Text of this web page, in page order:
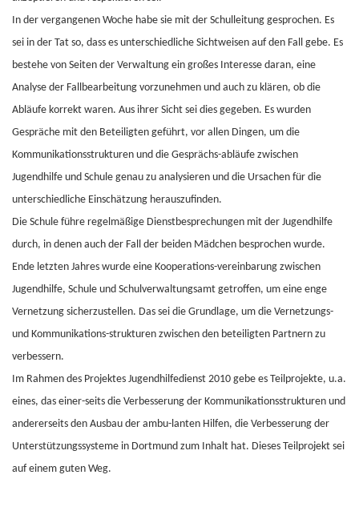
In der vergangenen Woche habe sie mit der Schulleitung gesprochen. Es
sei in der Tat so, dass es unterschiedliche Sichtweisen auf den Fall gebe. Es
bestehe von Seiten der Verwaltung ein großes Interesse daran, eine
Analyse der Fallbearbeitung vorzunehmen und auch zu klären, ob die
Abläufe korrekt waren. Aus ihrer Sicht sei dies gegeben. Es wurden
Gespräche mit den Beteiligten geführt, vor allen Dingen, um die
Kommunikationsstrukturen und die Gesprächs-abläufe zwischen
Jugendhilfe und Schule genau zu analysieren und die Ursachen für die
unterschiedliche Einschätzung herauszufinden.
Die Schule führe regelmäßige Dienstbesprechungen mit der Jugendhilfe
durch, in denen auch der Fall der beiden Mädchen besprochen wurde.
Ende letzten Jahres wurde eine Kooperations-vereinbarung zwischen
Jugendhilfe, Schule und Schulverwaltungsamt getroffen, um eine enge
Vernetzung sicherzustellen. Das sei die Grundlage, um die Vernetzungs-
und Kommunikations-strukturen zwischen den beteiligten Partnern zu
verbessern.
Im Rahmen des Projektes Jugendhilfedienst 2010 gebe es Teilprojekte, u.a.
eines, das einer-seits die Verbesserung der Kommunikationsstrukturen und
andererseits den Ausbau der ambu-lanten Hilfen, die Verbesserung der
Unterstützungssysteme in Dortmund zum Inhalt hat. Dieses Teilprojekt sei
auf einem guten Weg.